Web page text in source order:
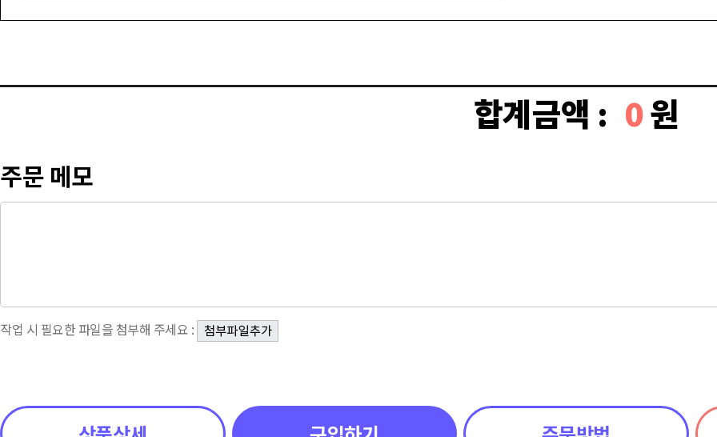
합계금액 : 0원
주문 메모
작업 시 필요한 파일을 첨부해 주세요 :